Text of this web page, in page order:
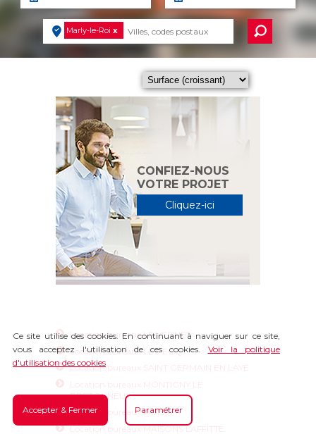
Marly-le-Roi x
CONFIEZ-NOUS
VOTRE PROJET
Cliquez-ici
Location bureaux LE VESINET
Location bureaux LE PECQ
Location bureaux SAINT GERMAIN EN LAYE
Location bureaux MONTIGNY LE
BRETONNEUX
Location bureaux POISSY
Location bureaux MAISONS LAFFITTE
Ce site utilise des cookies. En continuant à naviguer sur ce site,
vous acceptez l'utilisation de ces cookies. Voir la politique
d'utilisation des cookies
Accepter & Fermer Paramétrer